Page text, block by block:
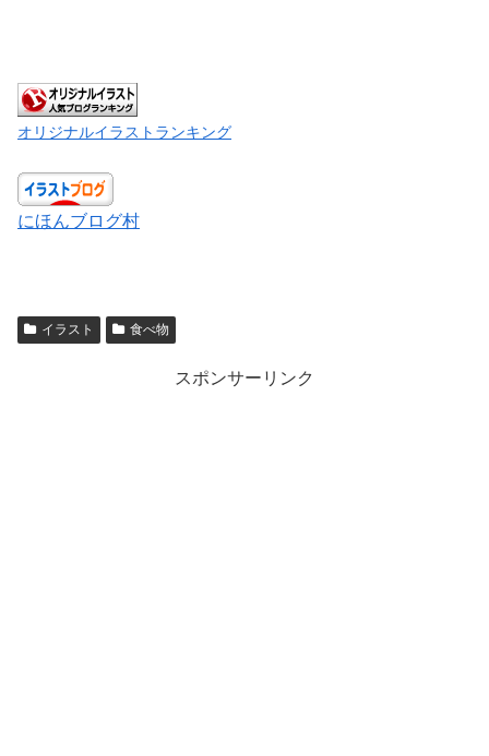
オリジナルイラストランキング
にほんブログ村
イラスト 食べ物
スポンサーリンク